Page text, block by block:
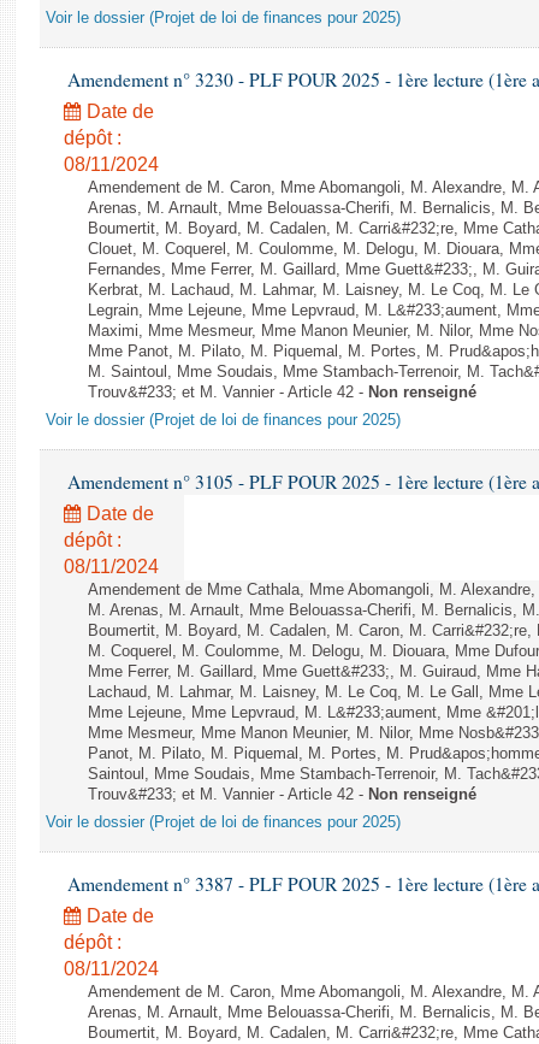
Voir le dossier (Projet de loi de finances pour 2025)
Amendement n° 3230 - PLF POUR 2025 - 1ère lecture (1ère
Date de
dépôt :
08/11/2024
Amendement de M. Caron, Mme Abomangoli, M. Alexandre, M.
Arenas, M. Arnault, Mme Belouassa-Cherifi, M. Bernalicis, M.
Boumertit, M. Boyard, M. Cadalen, M. Carri&#232;re, Mme
Clouet, M. Coquerel, M. Coulomme, M. Delogu, M. Diouara,
Fernandes, Mme Ferrer, M. Gaillard, Mme Guett&#233;, M.
Kerbrat, M. Lachaud, M. Lahmar, M. Laisney, M. Le Coq, M. Le
Legrain, Mme Lejeune, Mme Lepvraud, M. L&#233;aument,
Maximi, Mme Mesmeur, Mme Manon Meunier, M. Nilor, Mme
Mme Panot, M. Pilato, M. Piquemal, M. Portes, M.
M. Saintoul, Mme Soudais, Mme Stambach-Terrenoir, M.
Trouv&#233; et M. Vannier - Article 42 - Non renseigné
Voir le dossier (Projet de loi de finances pour 2025)
Amendement n° 3105 - PLF POUR 2025 - 1ère lecture (1ère
Date de
dépôt :
08/11/2024
Amendement de Mme Cathala, Mme Abomangoli, M.
M. Arenas, M. Arnault, Mme Belouassa-Cherifi, M. Bernalicis,
Boumertit, M. Boyard, M. Cadalen, M. Caron, M.
M. Coquerel, M. Coulomme, M. Delogu, M. Diouara, Mme
Mme Ferrer, M. Gaillard, Mme Guett&#233;, M. Guiraud, Mme
Lachaud, M. Lahmar, M. Laisney, M. Le Coq, M. Le Gall, Mme
Mme Lejeune, Mme Lepvraud, M. L&#233;aument, Mme
Mme Mesmeur, Mme Manon Meunier, M. Nilor, Mme
Panot, M. Pilato, M. Piquemal, M. Portes, M.
Saintoul, Mme Soudais, Mme Stambach-Terrenoir, M.
Trouv&#233; et M. Vannier - Article 42 - Non renseigné
Voir le dossier (Projet de loi de finances pour 2025)
Amendement n° 3387 - PLF POUR 2025 - 1ère lecture (1ère
Date de
dépôt :
08/11/2024
Amendement de M. Caron, Mme Abomangoli, M. Alexandre, M.
Arenas, M. Arnault, Mme Belouassa-Cherifi, M. Bernalicis, M.
Boumertit, M. Boyard, M. Cadalen, M. Carri&#232;re, Mme